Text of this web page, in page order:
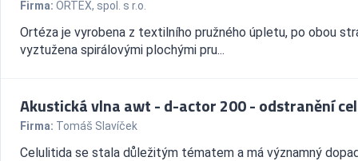
Firma: ORTEX, spol. s r.o.
Ortéza je vyrobena z textilního pružného úpletu, po obou
vyztužena spirálovými plochými pru...
Akustická vlna awt - d-actor 200 - odstranění
Firma: Tomáš Slavíček
Celulitida se stala důležitým tématem a má významný